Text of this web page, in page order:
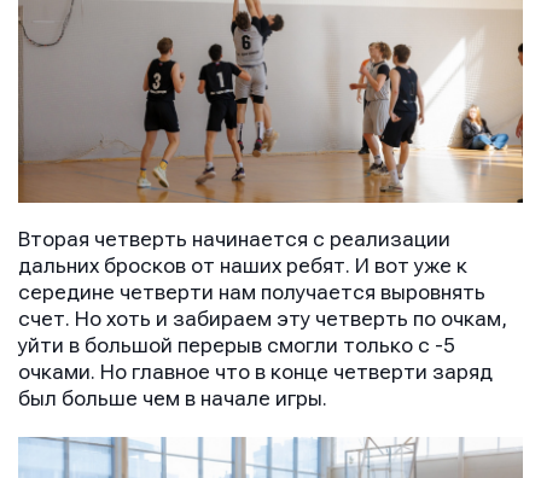
Вторая четверть начинается с реализации
дальних бросков от наших ребят. И вот уже к
середине четверти нам получается выровнять
счет. Но хоть и забираем эту четверть по очкам,
уйти в большой перерыв смогли только с -5
очками. Но главное что в конце четверти заряд
был больше чем в начале игры.